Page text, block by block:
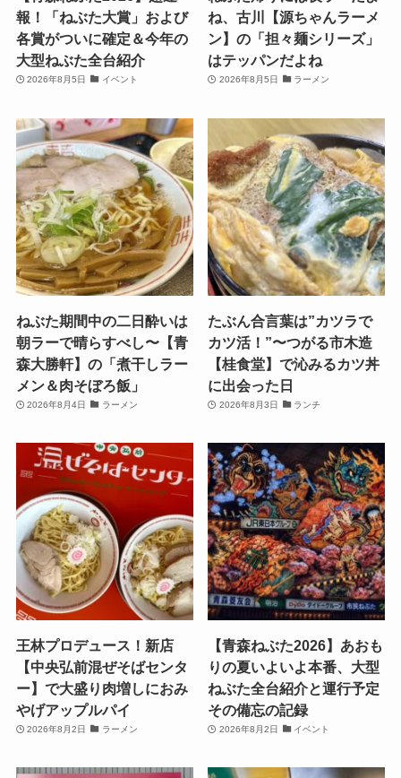
報！「ねぶた大賞」および
各賞がついに確定＆今年の
大型ねぶた全台紹介
2026年8月5日 イベント
ね、古川【源ちゃんラーメ
ン】の「担々麺シリーズ」
はテッパンだよね
2026年8月5日 ラーメン
ねぶた期間中の二日酔いは
朝ラーで晴らすべし〜【青
森大勝軒】の「煮干しラー
メン＆肉そぼろ飯」
2026年8月4日 ラーメン
たぶん合言葉は”カツラで
カツ活！”〜つがる市木造
【桂食堂】で沁みるカツ丼
に出会った日
2026年8月3日 ランチ
王林プロデュース！新店
【中央弘前混ぜそばセンタ
ー】で大盛り肉増しにおみ
やげアップルパイ
2026年8月2日 ラーメン
【青森ねぶた2026】あおも
りの夏いよいよ本番、大型
ねぶた全台紹介と運行予定
その備忘の記録
2026年8月2日 イベント